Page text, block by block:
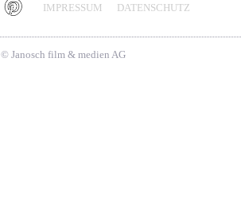
IMPRESSUM DATENSCHUTZ
© Janosch film & medien AG